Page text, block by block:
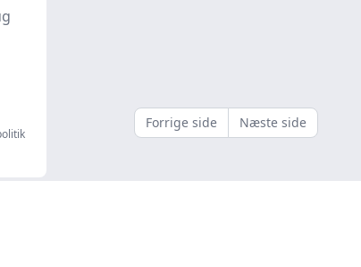
Forrige side Næste side